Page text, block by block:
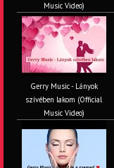
Music Video)
Gerry Music - Lányok
szívében lakom (Official
Music Video)